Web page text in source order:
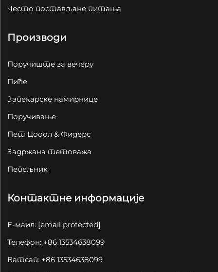
Често постављане питања
Производи
Поручиште за вечеру
Пиће
Запекарске намирнице
Поручивање
Пет Цооол & Фидерс
Задржана тетоважа
Пепељник
Контактне информације
Е-маил: [email protected]
Телефон: +86 13534638099
Ватсап: +86 13534638099